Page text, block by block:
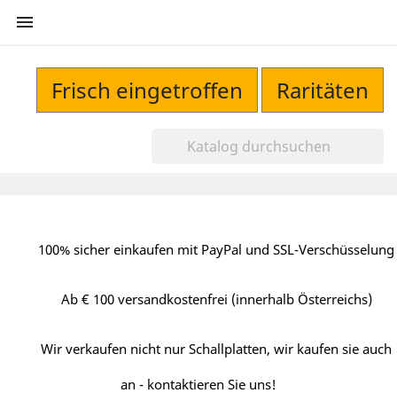

Frisch eingetroffen Raritäten
100% sicher einkaufen mit PayPal und SSL-Verschüsselung
Ab € 100 versandkostenfrei (innerhalb Österreichs)
Wir verkaufen nicht nur Schallplatten, wir kaufen sie auch
an - kontaktieren Sie uns!